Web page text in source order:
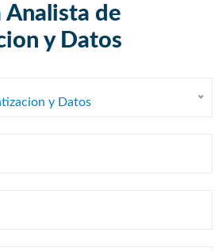
Analista de
y Datos
y Datos